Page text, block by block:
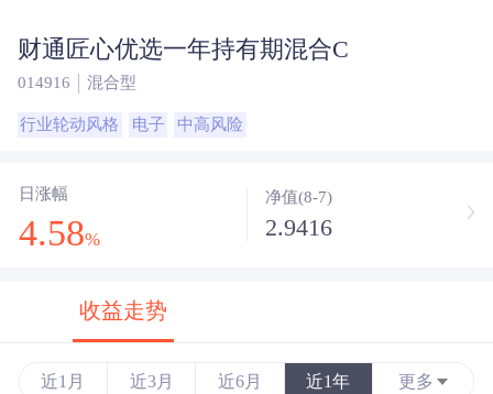
财通匠心优选一年持有期混合C
014916 混合型
行业轮动风格 电子 中高风险
日涨幅
4.58%
净值(8-7)
2.9416
收益走势
近1月 近3月 近6月 近1年 更多